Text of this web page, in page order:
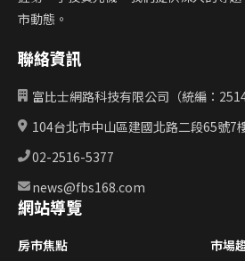
市動態。
聯絡資訊
富比士網路科技有限公司（統編：
104台北市中山區建國北路二段65號7
02-2516-5377
news@fbs168.com
網站導覽
房市焦點 市場